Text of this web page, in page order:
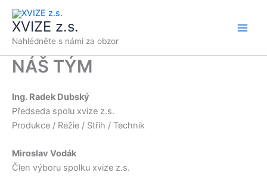
Přeskočit
obsah
XVIZE z.s.
Nahlédněte s námi za obzor
NÁŠ TÝM
Ing. Radek Dubský
Předseda spolu xvize z.s.
Produkce / Režie / Střih / Technik
Miroslav Vodák
Člen výboru spolku xvize z.s.